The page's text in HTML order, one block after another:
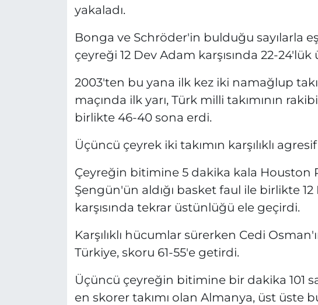
yakaladı.
Bonga ve Schröder'in bulduğu sayılarla
çeyreği 12 Dev Adam karşısında 22-
2003'ten bu yana ilk kez iki namağlup
maçında ilk yarı, Türk milli takımının
birlikte 46-40 sona erdi.
Üçüncü çeyrek iki takımın karşılıklı
Çeyreğin bitimine 5 dakika kala Houston
Şengün'ün aldığı basket faul ile birlikte
karşısında tekrar üstünlüğü ele geçirdi.
Karşılıklı hücumlar sürerken Cedi
Türkiye, skoru 61-55'e getirdi.
Üçüncü çeyreğin bitimine bir dakika 101
en skorer takımı olan Almanya, üst üste